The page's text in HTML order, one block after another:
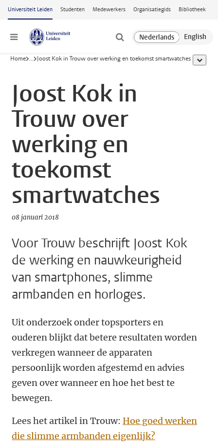
Ga naar hoofdinhoud
Universiteit Leiden Studenten Medewerkers Organisatiegids Bibliotheek
Menu
Home ... Joost Kok in Trouw over werking en toekomst smartwatches toon
Joost Kok in
Trouw over
werking en
toekomst
smartwatches
08 januari 2018
Voor Trouw beschrijft Joost Kok
de werking en nauwkeurigheid
van smartphones, slimme
armbanden en horloges.
Uit onderzoek onder topsporters en
ouderen blijkt dat betere resultaten worden
verkregen wanneer de apparaten
persoonlijk worden afgestemd en advies
geven over wanneer en hoe het best te
bewegen.
Lees het artikel in Trouw: Hoe goed werken
die slimme armbanden eigenlijk?